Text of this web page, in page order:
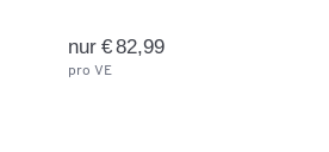
nur € 82,99
pro VE